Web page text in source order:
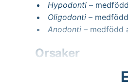
Hypodonti–
Oligodonti– medfödd
Anodonti– medfödd
Orsaker